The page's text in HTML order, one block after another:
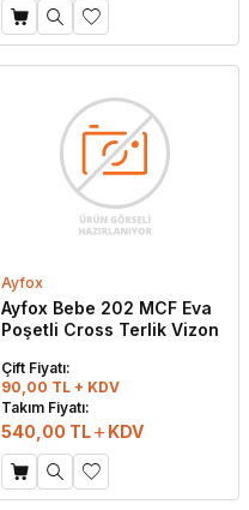
Ayfox
Ayfox Bebe 202 MCF Eva
Poşetli Cross Terlik Vizon
Çift Fiyatı:
90,00 TL + KDV
Takım Fiyatı:
540,00 TL KDV